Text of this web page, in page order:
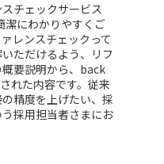
チェックサービス
潔にわかりやすくご
レンスチェックって
ただけるよう、リフ
要説明から、back
れた内容です。従来
精度を上げたい、採
採用担当者さまにお